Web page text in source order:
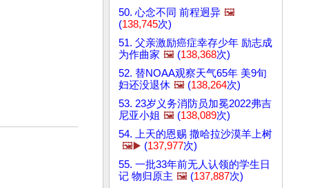
50. 心念不同 前程迥异 🖼️
(138,745次)
51. 父亲激励癌症幸存少年 励志成
为作曲家 🖼️ (138,368次)
52. 替NOAA观察天气65年 美9旬
妇还没退休 🖼️ (138,264次)
53. 23岁义务消防员加冕2022弗吉
尼亚小姐 🖼️ (138,089次)
54. 上天的恩赐 撒哈拉沙漠羊上树
🖼️▶️ (137,977次)
55. 一批33年前无人认领的学生日
记 物归原主 🖼️ (137,887次)